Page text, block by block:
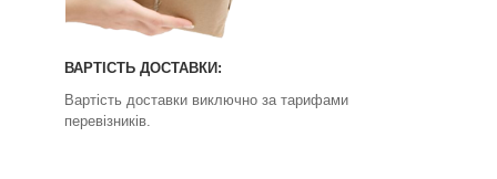
ВАРТІСТЬ ДОСТАВКИ:
Вартість доставки виключно за тарифами
перевізників.